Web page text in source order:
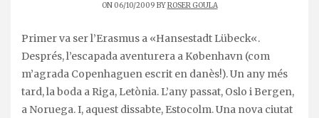
ON 06/10/2009 BYROSER GOULA
Primer va ser l’Erasmus a «Hansestadt Lübeck«.
Després, l’escapada aventurera a København (com
m’agrada Copenhaguen escrit en danès!). Un any més
tard, la boda a Riga, Letònia. L’any passat, Oslo i Bergen,
a Noruega. I, aquest dissabte, Estocolm. Una nova ciutat